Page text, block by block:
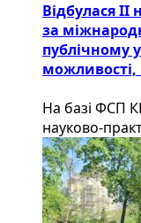
Відбулася
за
публічному
можливості,
На базі ФСП
науково-